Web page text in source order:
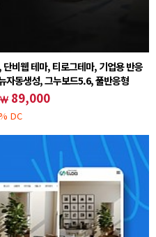
비웹 테마, 티로그테마, 기업용 반응
자동생성, 그누보드5.6, 풀반응형
원가입 설정 - 회원 스킨 (테마)basic 선택주
마입니다. 5.6에서도 호환이 가능합니다.※ 기
(ww…
89,000
DC